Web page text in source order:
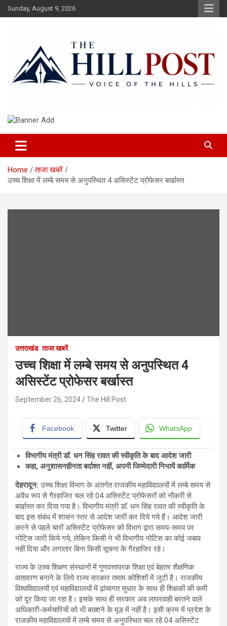
Skip
to
Sunday, August 9, 2026
The Hillpost
Home
ताजा खबरें
उच्च शिक्षा में लम्बे समय से अनुपस्थित 4 असिस्टेंट प्रोफेसर बर्खास्त
उत्तराखंड ताजा खबरें
उच्च शिक्षा में लम्बे समय से अनुपस्थित 4
असिस्टेंट प्रोफेसर बर्खास्त
September 26, 2024 The Hill Post
Facebook Twitter WhatsApp
विभागीय मंत्री डॉ. धन सिंह रावत की स्वीकृति के बाद आदेश जारी
कहा, अनुशासनहीनता बर्दाश्त नहीं, अपनी जिम्मेदारी निभायें कार्मिक
देहरादून: उच्च शिक्षा विभाग के अंतर्गत राजकीय महाविद्यालयों में लम्बे समय से
अवैध रूप से गैरहाजिर चल रहे 04 असिस्टेंट प्रोफेसरों को नौकरी से
बर्खास्त कर दिया गया है। विभागीय मंत्री डॉ. धन सिंह रावत की स्वीकृति के
बाद इस संबंध में शासन स्तर से आदेश जारी कर दिये गये हैं। आदेश जारी
करने से पहले चारों असिस्टेंट प्रोफेसर को विभाग द्वारा समय-समय पर
नोटिस जारी किये गये, लेकिन किसी ने भी विभागीय नोटिस का कोई जबाव
नहीं दिया और लगातार बिना किसी सूचना के गैरहाजिर रहे।
राज्य के उच्च शिक्षण संस्थानों में गुणवत्तापरक शिक्षा एवं बेहतर शैक्षणिक
वातावरण बनाने के लिये राज्य सरकार तमाम कोशिशों में जुटी है। राजकीय
विश्वविद्यालयों एवं महाविद्यालयों में ढ़ांचागत सुधार के साथ ही शिक्षकों की कमी
को दूर किया जा रहा है। इसके साथ ही सरकार अब लापरवाही बरतने वाले
अधिकारी-कर्मचारियों को भी बख्शने के मूड में नहीं है। इसी क्रम में प्रदेश के
राजकीय महाविद्यालयों में लम्बे समय से अनुपस्थित चल रहे 04 असिस्टेंट